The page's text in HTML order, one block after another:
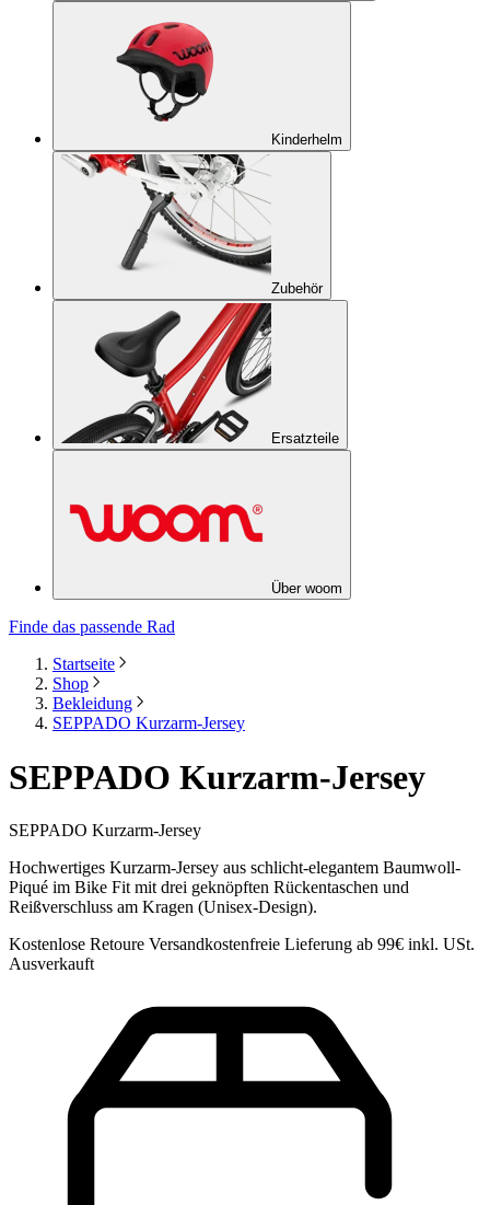
Kinderhelm
Zubehör
Ersatzteile
Über woom
Finde das passende Rad
Startseite
Shop
Bekleidung
SEPPADO Kurzarm-Jersey
SEPPADO Kurzarm-Jersey
SEPPADO Kurzarm-Jersey
Hochwertiges Kurzarm-Jersey aus schlicht-elegantem Baumwoll-
Piqué im Bike Fit mit drei geknöpften Rückentaschen und
Reißverschluss am Kragen (Unisex-Design).
Kostenlose Retoure Versandkostenfreie Lieferung ab 99€ inkl. USt.
Ausverkauft